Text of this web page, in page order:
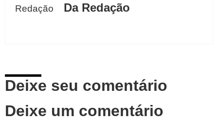
Da Redação
Deixe seu comentário
Deixe um comentário